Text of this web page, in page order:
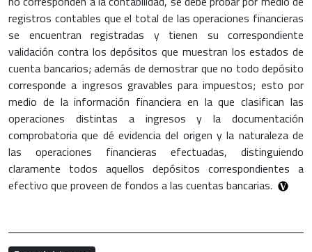
registros contables que el total de las operaciones financieras
se encuentran registradas y tienen su correspondiente
validación contra los depósitos que muestran los estados de
cuenta bancarios; además de demostrar que no todo depósito
corresponde a ingresos gravables para impuestos; esto por
medio de la información financiera en la que clasifican las
operaciones distintas a ingresos y la documentación
comprobatoria que dé evidencia del origen y la naturaleza de
las operaciones financieras efectuadas, distinguiendo
claramente todos aquellos depósitos correspondientes a
efectivo que proveen de fondos a las cuentas bancarias.